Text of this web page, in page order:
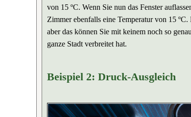
von 15 ºC. Wenn Sie nun das Fenster
Zimmer ebenfalls eine Temperatur von 15
aber das können Sie mit keinem noch so
ganze Stadt verbreitet hat.
Beispiel 2: Druck-Ausgleich